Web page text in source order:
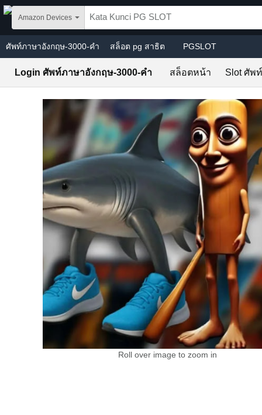
Skip to main content
Amazon Devices
ศัพท์ภาษาอังกฤษ-3000-คํา สล็อต pg สาธิต PGSLOT
Login ศัพท์ภาษาอังกฤษ-3000-คํา สล็อตหน้า Slot ศัพ
Roll over image to zoom in